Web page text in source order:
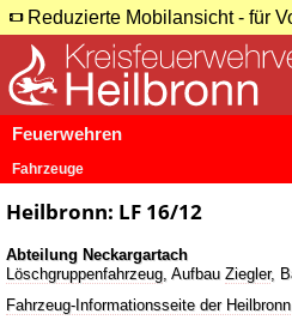
Reduzierte Mobilansicht - für
Feuerwehren
Fahrzeuge
Heilbronn: LF 16/12
Abteilung Neckargartach
Löschgruppenfahrzeug , Aufbau Ziegler,
Fahrzeug-Informationsseite der Heilbronn